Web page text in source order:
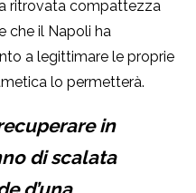
ritrovata compattezza
che il Napoli ha
a legittimare le proprie
lo permetterà.
in
di scalata